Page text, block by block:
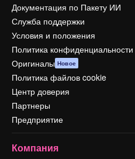
Документация по Пакету ИИ
Служба поддержки
Условия и положения
Политика конфиденциальности
Оригиналы Новое
Политика файлов cookie
Центр доверия
Партнеры
Предприятие
Компания